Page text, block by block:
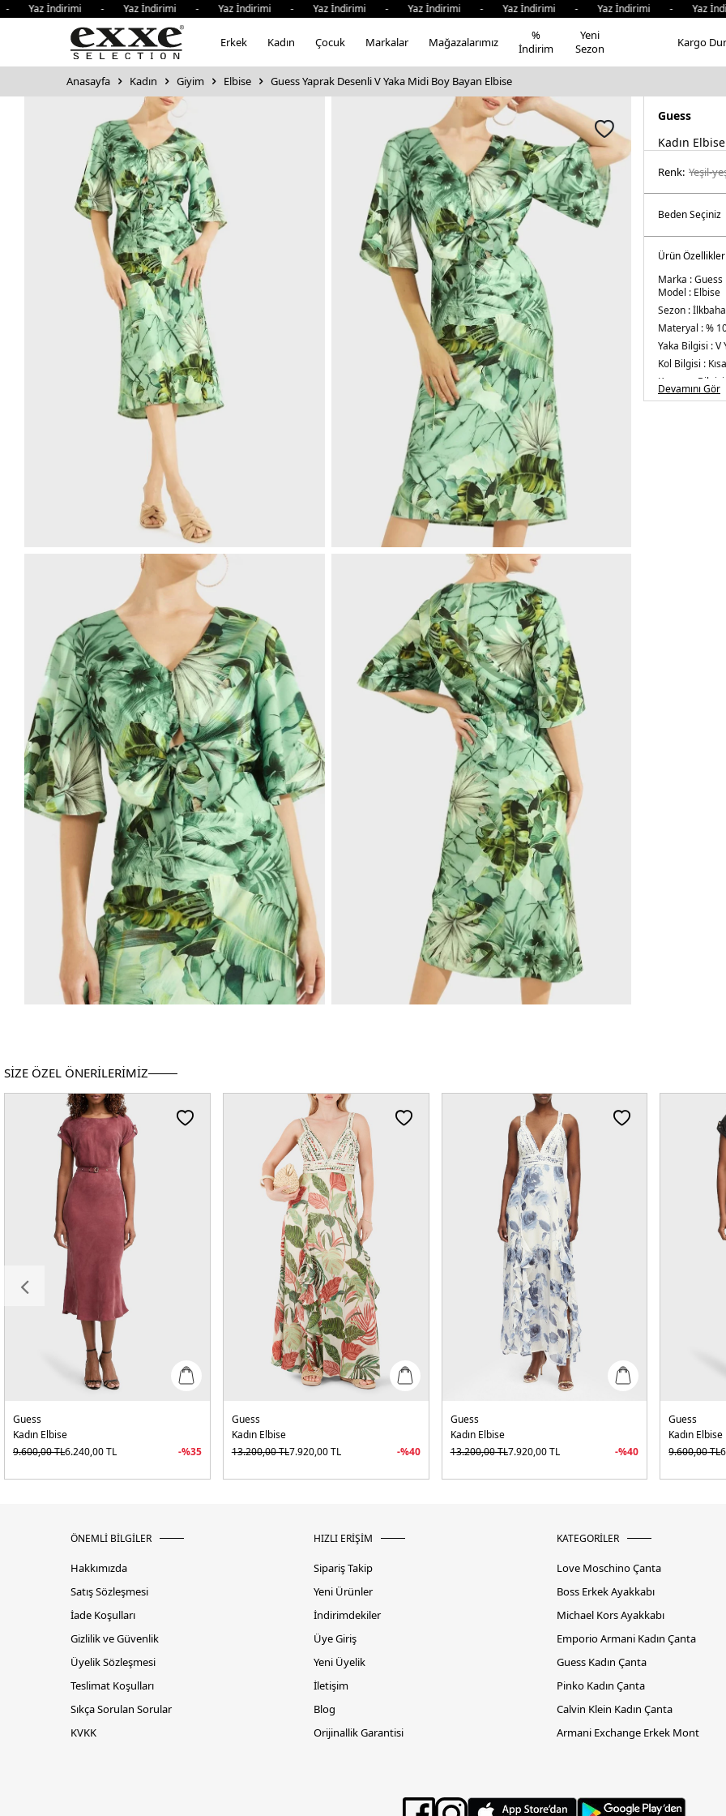
İndirimi - Yaz İndirimi - Yaz İndirimi - Yaz İndirimi - Yaz İndirimi - Yaz İndirimi - Yaz İndirimi -
Erkek Kadın Çocuk Markalar Mağazalarımız
%
İndirim
Yeni
Sezon
Kargo
Anasayfa Kadın Giyim Elbise Guess Yaprak Desenli V Yaka Midi Boy Bayan Elbise
Guess
Kadın Elbise
Renk: yeşil-
Ürün Özellikleri
Marka :Guess
Model : Elbise
Sezon :
Materyal :%
Yaka Bilgisi :V
Kol Bilgisi :
Kapama Bilgisi :
Detay :-Jarse
Devamını Gör
SİZE ÖZEL ÖNERİLERİMİZ
Guess
Kadın Elbise
9.600,00TL6.240,00TL -%35
Guess
Kadın Elbise
13.200,00TL7.920,00TL -%40
Guess
Kadın Elbise
13.200,00TL7.920,00TL -%40
Guess
Kadın Elbise
9.600,00TL
ÖNEMLİ BİLGİLER
Hakkımızda
Satış Sözleşmesi
İade Koşulları
Gizlilik ve Güvenlik
Üyelik Sözleşmesi
Teslimat Koşulları
Sıkça Sorulan Sorular
KVKK
HIZLI ERİŞİM
Sipariş Takip
Yeni Ürünler
İndirimdekiler
Üye Giriş
Yeni Üyelik
İletişim
Blog
Orijinallik Garantisi
KATEGORİLER
Love Moschino Çanta
Boss Erkek Ayakkabı
Michael Kors Ayakkabı
Emporio Armani Kadın Çanta
Guess Kadın Çanta
Pinko Kadın Çanta
Calvin Klein Kadın Çanta
Armani Exchange Erkek Mont